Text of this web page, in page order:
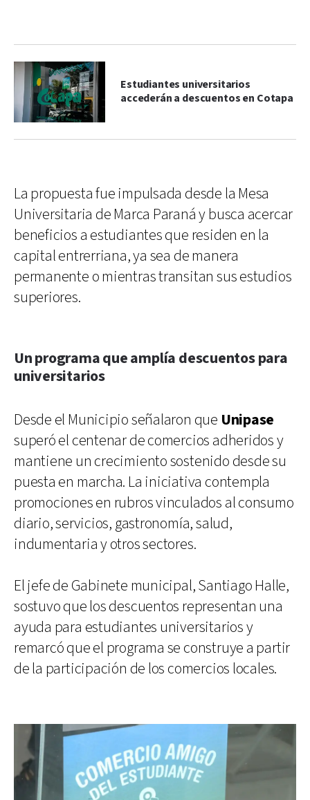
Estudiantes universitarios
accederán a descuentos en Cotapa
La propuesta fue impulsada desde la Mesa
Universitaria de Marca Paraná y busca acercar
beneficios a estudiantes que residen en la
capital entrerriana, ya sea de manera
permanente o mientras transitan sus estudios
superiores.
Un programa que amplía descuentos para
universitarios
Desde el Municipio señalaron que Unipase
superó el centenar de comercios adheridos y
mantiene un crecimiento sostenido desde su
puesta en marcha. La iniciativa contempla
promociones en rubros vinculados al consumo
diario, servicios, gastronomía, salud,
indumentaria y otros sectores.
El jefe de Gabinete municipal, Santiago Halle,
sostuvo que los descuentos representan una
ayuda para estudiantes universitarios y
remarcó que el programa se construye a partir
de la participación de los comercios locales.